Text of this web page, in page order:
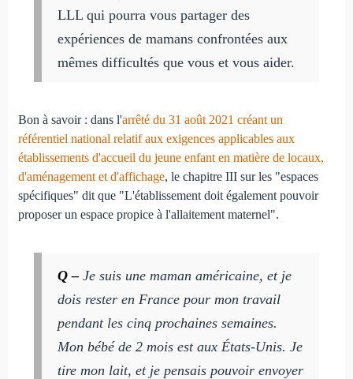
LLL qui pourra vous partager des
expériences de mamans confrontées aux
mêmes difficultés que vous et vous aider.
Bon à savoir : dans l'arrêté du 31 août 2021 créant un
référentiel national relatif aux exigences applicables aux
établissements d'accueil du jeune enfant en matière de locaux,
d'aménagement et d'affichage, le chapitre III sur les "espaces
spécifiques" dit que "L'établissement doit également pouvoir
proposer un espace propice à l'allaitement maternel".
Q –Je suis une maman américaine, et je
dois rester en France pour mon travail
pendant les cinq prochaines semaines.
Mon bébé de 2 mois est aux États-Unis. Je
tire mon lait, et je pensais pouvoir envoyer